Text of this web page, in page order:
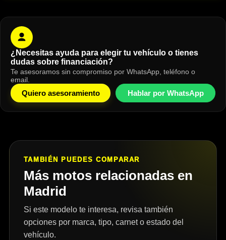
¿Necesitas ayuda para elegir tu vehículo o tienes
dudas sobre financiación?
Te asesoramos sin compromiso por WhatsApp, teléfono o
email.
Quiero asesoramiento Hablar por WhatsApp
TAMBIÉN PUEDES COMPARAR
Más motos relacionadas en
Madrid
Si este modelo te interesa, revisa también
opciones por marca, tipo, carnet o estado del
vehículo.